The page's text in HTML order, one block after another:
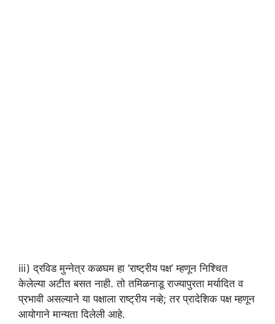
iii) द्रविड मुन्नेत्र कळघम हा ‘राष्ट्रीय पक्ष’ म्हणून निश्चित
केलेल्या अटीत बसत नाही. तो तमिळनाडू राज्यापुरता मर्यादित व
प्रभावी असल्याने या पक्षाला राष्ट्रीय नव्हे; तर प्रादेशिक पक्ष म्हणून
आयोगाने मान्यता दिलेली आहे.